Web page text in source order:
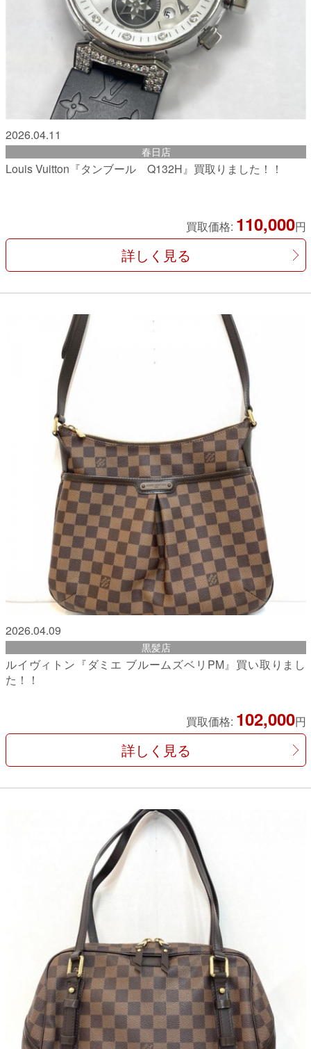
2026.04.11
春日店
Louis Vuitton『タンブール Q132H』買取りました！！
買取価格: 110,000円
詳しく見る
2026.04.09
黒髪店
ルイヴィトン『ダミエ ブルームズベリPM』買い取りまし
た！！
買取価格: 102,000円
詳しく見る